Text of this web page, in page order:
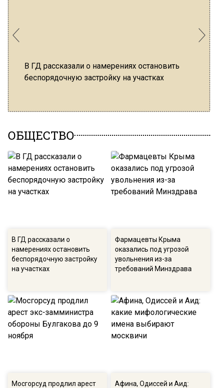
В ГД рассказали о намерениях остановить
беспорядочную застройку на участках
ОБЩЕСТВО
В ГД рассказали о
намерениях остановить
беспорядочную застройку
на участках
Фармацевты Крыма
оказались под угрозой
увольнения из-за
требований Минздрава
Мосгорсуд продлил арест
Афина, Одиссей и Аид: